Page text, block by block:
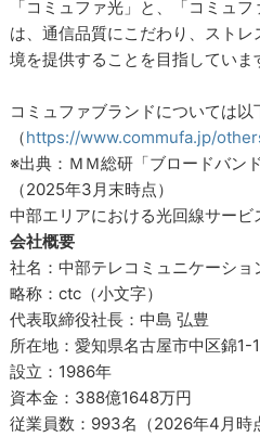
「コミュファ光」と、「コミュ
は、通信品質にこだわり、スト
境を提供することを目指していま
コミュファブランドについては以
（https://www.commufa.jp/
※出典：ＭＭ総研「ブロードバン
（2025年3月末時点）
中部エリアにおける光回線サービ
会社概要
社名：中部テレコミュニケーショ
略称：ctc（小文字）
代表取締役社長：中島 弘豊
所在地：愛知県名古屋市中区錦1-
設立：1986年
資本金：388億1648万円
従業員数：993名（2026年4月時